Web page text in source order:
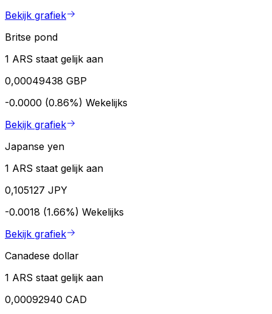
Bekijk grafiek
Britse pond
1 ARS staat gelijk aan
0,00049438 GBP
-0.0000 (0.86%) Wekelijks
Bekijk grafiek
Japanse yen
1 ARS staat gelijk aan
0,105127 JPY
-0.0018 (1.66%) Wekelijks
Bekijk grafiek
Canadese dollar
1 ARS staat gelijk aan
0,00092940 CAD